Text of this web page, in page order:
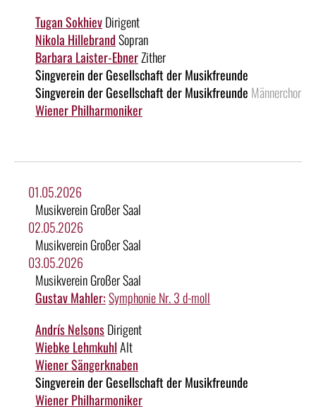
Tugan SokhievDirigent
Nikola HillebrandSopran
Barbara Laister-EbnerZither
Singverein der Gesellschaft der Musikfreunde
Singverein der Gesellschaft der Musikfreunde Männerchor
Wiener Philharmoniker
01.05.2026
Musikverein Großer Saal
02.05.2026
Musikverein Großer Saal
03.05.2026
Musikverein Großer Saal
Gustav Mahler:Symphonie Nr. 3 d-moll
Andrís NelsonsDirigent
Wiebke LehmkuhlAlt
Wiener Sängerknaben
Singverein der Gesellschaft der Musikfreunde
Wiener Philharmoniker